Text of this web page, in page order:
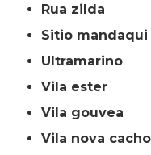
rua zilda
sitio mandaqui
ultramarino
vila ester
vila gouvea
vila nova